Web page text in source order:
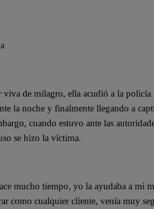
viva de milagro, ella acudió a la policía
la noche y finalmente llegando a
cuando estuvo ante las
se hizo la víctima.
mucho tiempo, yo la ayudaba a mi
como cualquier cliente, venía muy